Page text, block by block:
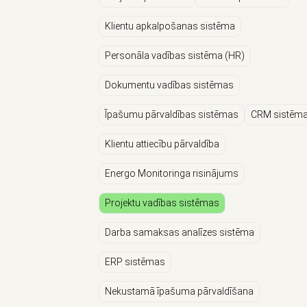
Klientu apkalpošanas sistēma
Personāla vadības sistēma (HR)
Dokumentu vadības sistēmas
Īpašumu pārvaldības sistēmas CRM
Klientu attiecību pārvaldība
Energo Monitoringa risinājums
Projektu vadības sistēmas
Darba samaksas analīzes sistēma
ERP sistēmas
Nekustamā īpašuma pārvaldīšana